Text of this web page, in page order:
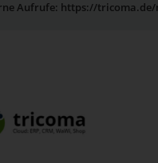
Aufrufe: https://